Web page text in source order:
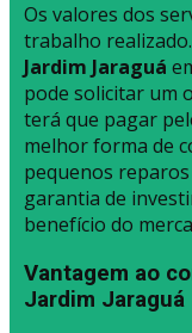
Os valores dos
trabalho
Jardim Jaraguá
pode solicitar um
terá que pagar
melhor forma de
pequenos
garantia de
benefício do
Vantagem ao
Jardim Jaraguá